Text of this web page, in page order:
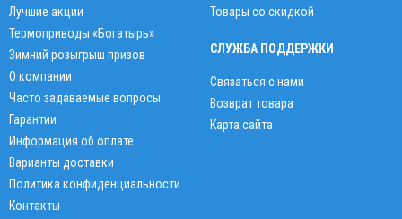
Лучшие акции
Термоприводы «Богатырь»
Зимний розыгрыш призов
О компании
Часто задаваемые вопросы
Гарантии
Информация об оплате
Варианты доставки
Политика конфиденциальности
Контакты
Товары со скидкой
СЛУЖБА ПОДДЕРЖКИ
Связаться с нами
Возврат товара
Карта сайта